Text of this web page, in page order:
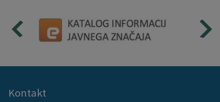
Kontakt